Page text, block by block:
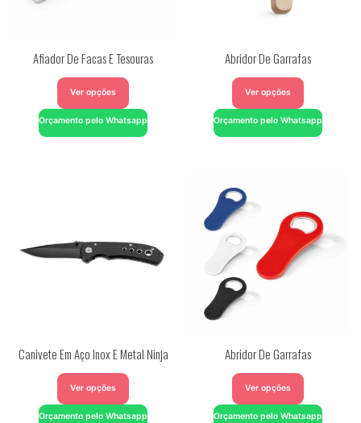
Afiador De Facas E Tesouras
Ver opções
Orçamento pelo Whatsapp
Abridor De Garrafas
Ver opções
Orçamento pelo Whatsapp
Canivete Em Aço Inox E Metal Ninja
Ver opções
Orçamento pelo Whatsapp
Abridor De Garrafas
Ver opções
Orçamento pelo Whatsapp